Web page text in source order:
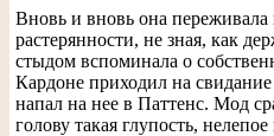
Вновь и вновь она
растерянности, не зная, как
стыдом вспоминала о
Кардоне приходил на
напал на нее в Паттенс. Мод
голову такая глупость,